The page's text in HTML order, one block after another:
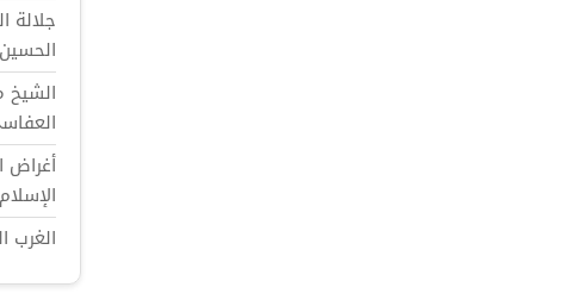
جلالة
الحسين
الإسلام
الغرب